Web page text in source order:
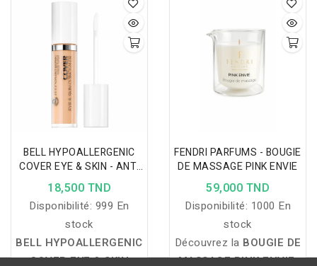
apaisant et hydratant
Mixtes, Pour Taches
Pigmentaires D'origines
Diverses.…
BELL HYPOALLERGENIC
COVER EYE & SKIN - ANTI
CERNES - 040 GOLDEN
PEACH
18,500 TND
Disponibilité: 999 En
stock
BELL HYPOALLERGENIC
COVER EYE & SKIN
FENDRI PARFUMS - BOUGIE
DE MASSAGE PINK ENVIE
59,000 TND
Disponibilité: 1000 En
stock
Découvrez la BOUGIE DE
MASSAGE PINK ENVIE,